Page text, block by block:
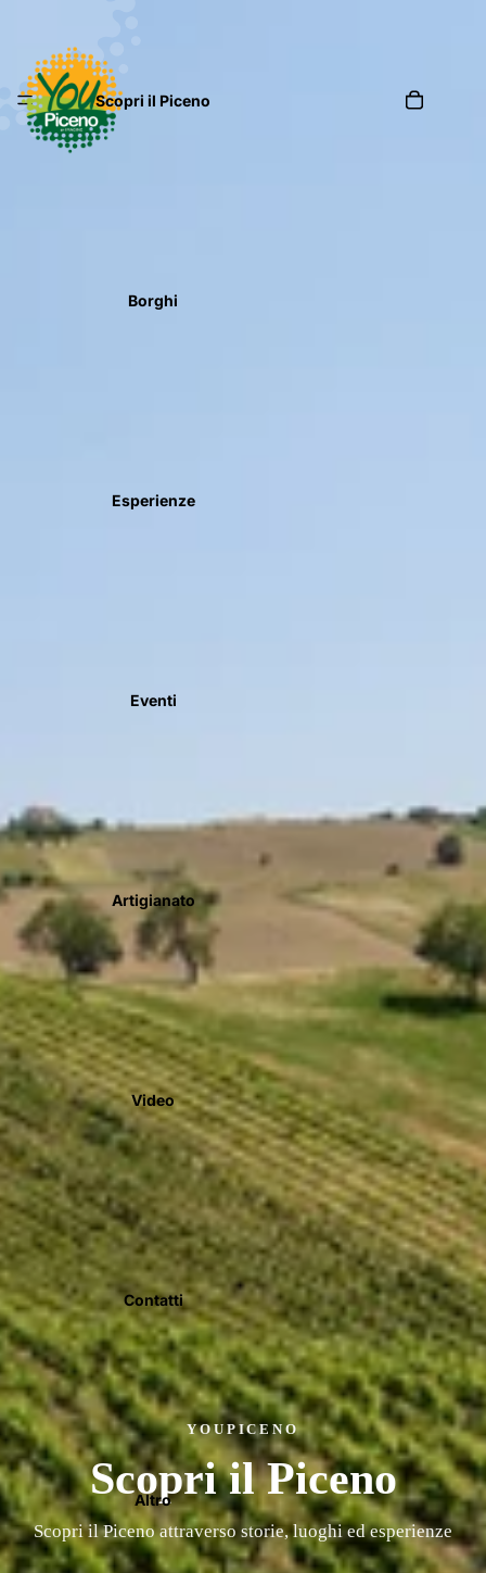
Scopri il Piceno
Borghi
Esperienze
Eventi
Artigianato
Video
Contatti
Altro
YOUPICENO
Scopri il Piceno
Scopri il Piceno attraverso storie, luoghi ed esperienze